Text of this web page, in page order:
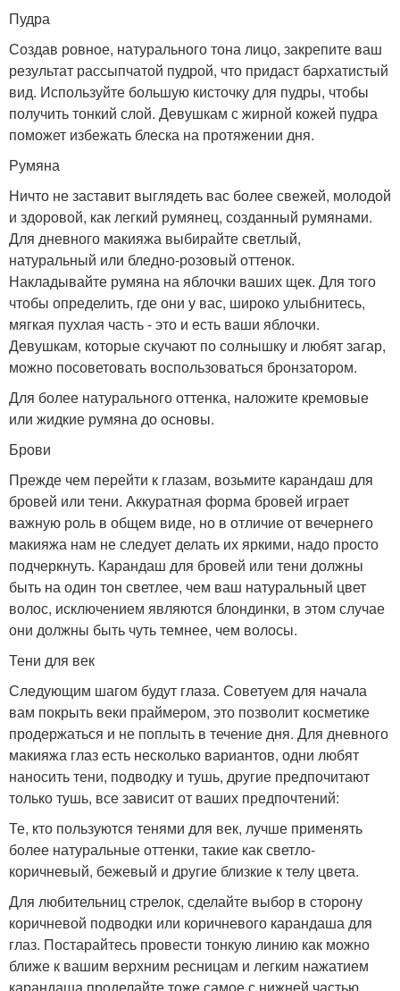
Пудра
Создав ровное, натурального тона лицо, закрепите ваш
результат рассыпчатой пудрой, что придаст бархатистый
вид. Используйте большую кисточку для пудры, чтобы
получить тонкий слой. Девушкам с жирной кожей пудра
поможет избежать блеска на протяжении дня.
Румяна
Ничто не заставит выглядеть вас более свежей, молодой
и здоровой, как легкий румянец, созданный румянами.
Для дневного макияжа выбирайте светлый,
натуральный или бледно-розовый оттенок.
Накладывайте румяна на яблочки ваших щек. Для того
чтобы определить, где они у вас, широко улыбнитесь,
мягкая пухлая часть - это и есть ваши яблочки.
Девушкам, которые скучают по солнышку и любят загар,
можно посоветовать воспользоваться бронзатором.
Для более натурального оттенка, наложите кремовые
или жидкие румяна до основы.
Брови
Прежде чем перейти к глазам, возьмите карандаш для
бровей или тени. Аккуратная форма бровей играет
важную роль в общем виде, но в отличие от вечернего
макияжа нам не следует делать их яркими, надо просто
подчеркнуть. Карандаш для бровей или тени должны
быть на один тон светлее, чем ваш натуральный цвет
волос, исключением являются блондинки, в этом случае
они должны быть чуть темнее, чем волосы.
Тени для век
Следующим шагом будут глаза. Советуем для начала
вам покрыть веки праймером, это позволит косметике
продержаться и не поплыть в течение дня. Для дневного
макияжа глаз есть несколько вариантов, одни любят
наносить тени, подводку и тушь, другие предпочитают
только тушь, все зависит от ваших предпочтений:
Те, кто пользуются тенями для век, лучше применять
более натуральные оттенки, такие как светло-
коричневый, бежевый и другие близкие к телу цвета.
Для любительниц стрелок, сделайте выбор в сторону
коричневой подводки или коричневого карандаша для
глаз. Постарайтесь провести тонкую линию как можно
ближе к вашим верхним ресницам и легким нажатием